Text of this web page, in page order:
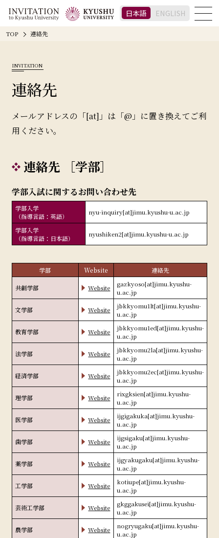
日本語 ENGLISH
TOP 連絡先
INVITATION
連絡先
メールアドレスの「[at]」は「@」に置き換えてご利
用ください。
連絡先 ［学部］
学部入試に関するお問い合わせ先
学部入学
（指導言語：英語）
nyu-inquiry[at]jimu.kyushu-u.ac.jp
学部入学
（指導言語：日本語）
nyushiken2[at]jimu.kyushu-u.ac.jp
学部 Website 連絡先
共創学部 Website
gazkyoso[at]jimu.kyushu-
u.ac.jp
文学部 Website
jbkkyomu1lt[at]jimu.kyushu-
u.ac.jp
教育学部 Website
jbkkyomu1ed[at]jimu.kyushu-
u.ac.jp
法学部 Website
jbkkyomu2la[at]jimu.kyushu-
u.ac.jp
経済学部 Website
jbkkyomu2ec[at]jimu.kyushu-
u.ac.jp
理学部 Website
rixgksien[at]jimu.kyushu-
u.ac.jp
医学部 Website
ijgigakuka[at]jimu.kyushu-
u.ac.jp
歯学部 Website
ijgsigaku[at]jimu.kyushu-
u.ac.jp
薬学部 Website
ijgyakugaku[at]jimu.kyushu-
u.ac.jp
工学部 Website
kotiupe[at]jimu.kyushu-
u.ac.jp
芸術工学部 Website
gkggakusei[at]jimu.kyushu-
u.ac.jp
農学部 Website
nogryugaku[at]jimu.kyushu-
u.ac.jp